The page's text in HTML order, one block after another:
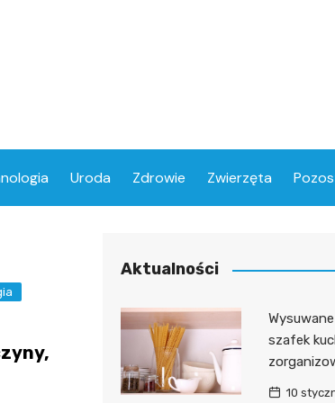
Uroda Zdrowie Zwierzęta
Aktualności
szafek
10